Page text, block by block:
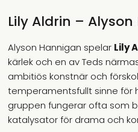
Lily Aldrin –
Alyson Hannigan spelar Lily
kärlek och en av Teds
ambitiös konstnär och
temperamentsfullt sinne för
gruppen fungerar ofta som
katalysator för drama och